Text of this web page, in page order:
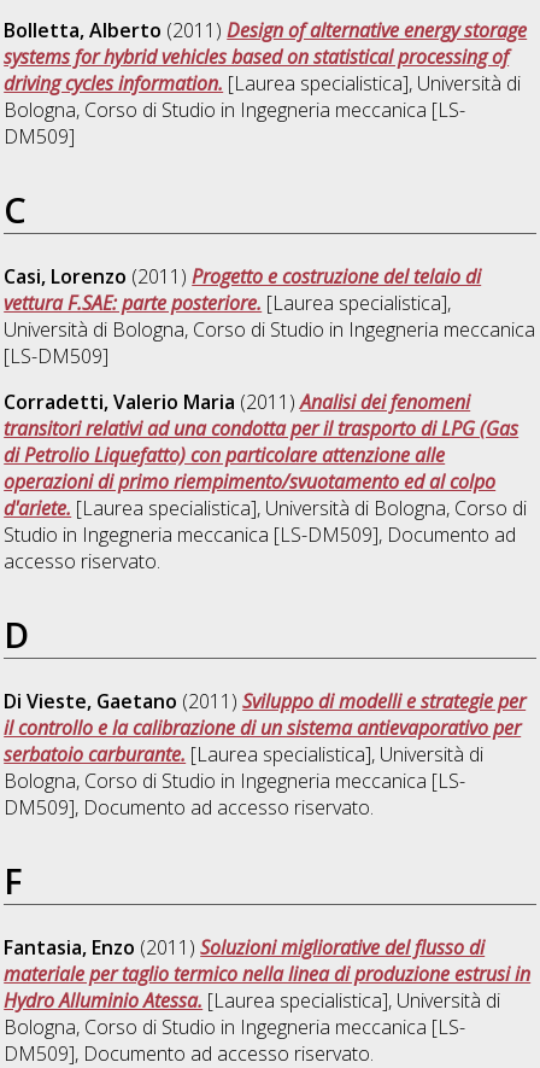
Bolletta, Alberto (2011)Design of alternative energy storage
systems for hybrid vehicles based on statistical processing of
driving cycles information. [Laurea specialistica], Università di
Bologna, Corso di Studio in Ingegneria meccanica [LS-
DM509]
C
Casi, Lorenzo (2011)Progetto e costruzione del telaio di
vettura F.SAE: parte posteriore. [Laurea specialistica],
Università di Bologna, Corso di Studio in Ingegneria meccanica
[LS-DM509]
Corradetti, Valerio Maria (2011)Analisi dei fenomeni
transitori relativi ad una condotta per il trasporto di LPG (Gas
di Petrolio Liquefatto) con particolare attenzione alle
operazioni di primo riempimento/svuotamento ed al colpo
d'ariete. [Laurea specialistica], Università di Bologna, Corso di
Studio in Ingegneria meccanica [LS-DM509], Documento ad
accesso riservato.
D
Di Vieste, Gaetano (2011)Sviluppo di modelli e strategie per
il controllo e la calibrazione di un sistema antievaporativo per
serbatoio carburante. [Laurea specialistica], Università di
Bologna, Corso di Studio in Ingegneria meccanica [LS-
DM509], Documento ad accesso riservato.
F
Fantasia, Enzo (2011)Soluzioni migliorative del flusso di
materiale per taglio termico nella linea di produzione estrusi in
Hydro Alluminio Atessa. [Laurea specialistica], Università di
Bologna, Corso di Studio in Ingegneria meccanica [LS-
DM509], Documento ad accesso riservato.